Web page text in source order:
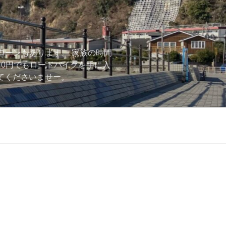
ーンもあります。 家族の時間
円でもロードバイクを手に入
くださいませー。